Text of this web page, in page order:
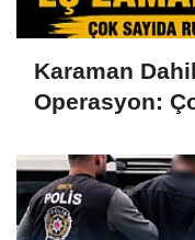
Karaman
Operasyon: